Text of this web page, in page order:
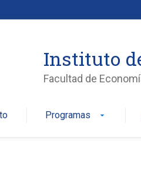
Instituto
Facultad de
Programas arrow_drop_down